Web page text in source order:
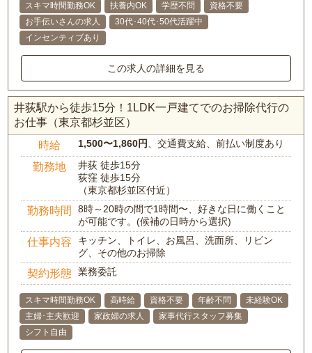
スキマ時間勤務OK 扶養内OK 学歴不問
資格不要
お手伝いさんの求人
30代･40代･50代活躍中
インセンティブあり
この求人の詳細を見る
井荻駅から徒歩15分！1LDK一戸建てでのお掃除代行の
お仕事（東京都杉並区）
時給 1,500〜1,860円 、交通費支給、前払い制度あり
勤務地
井荻 徒歩15分
荻窪 徒歩15分
（東京都杉並区付近）
勤務時間
8時～20時の間で1時間〜、好きな日に働くこと
が可能です。(候補の日時から選択)
仕事内容
キッチン、トイレ、お風呂、洗面所、リビン
グ、その他のお掃除
契約形態 業務委託
スキマ時間勤務OK 高時給 資格不要 年齢不問
未経験OK
主婦･主夫歓迎
家政婦の求人
家事代行スタッフ募集
シフト自由